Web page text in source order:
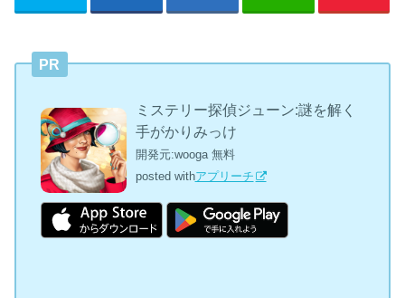
PR
ミステリー探偵ジューン:謎を解く
手がかりみっけ
開発元:wooga 無料
posted withアプリーチ